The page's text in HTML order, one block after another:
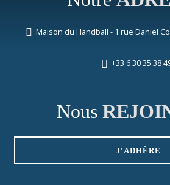
Maison du Handball - 1 rue Daniel
+33 6 30 35 38
Nous
J'ADHÈRE